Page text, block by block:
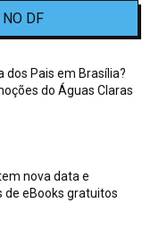
DF
dos Pais em Brasília?
do Águas Claras
nova data e
eBooks gratuitos